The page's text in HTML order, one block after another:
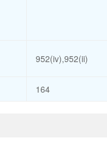
952(iv),952(ii)
164